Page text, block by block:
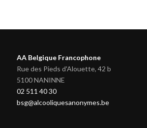
AA Belgique Francophone
Rue des Pieds d'Alouette, 42 b
5100 NANINNE
02 511 40 30
bsg@alcooliquesanonymes.be